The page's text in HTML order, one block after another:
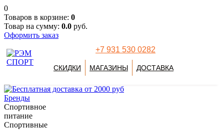
0
Товаров в корзине: 0
Товар на сумму: 0.0 руб.
Оформить заказ
+7 931 530 0282
СКИДКИ МАГАЗИНЫ ДОСТАВКА
Бренды
Спортивное
питание
Спортивные